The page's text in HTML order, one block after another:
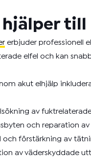
hjälper
erbjuder professionell
elfel och kan
akut elhjälp
av
och reparation
och förstärkning av
av väderskyddade